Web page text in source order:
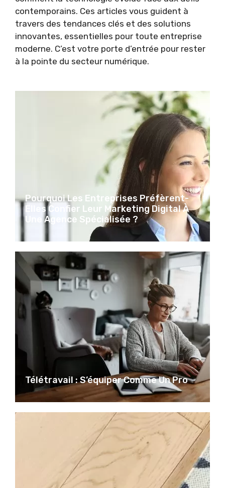
contemporains. Ces articles vous guident à
travers des tendances clés et des solutions
innovantes, essentielles pour toute entreprise
moderne. C’est votre porte d’entrée pour rester
à la pointe du secteur numérique.
Pourquoi Les Entreprises Préfèrent-
Elles Confier Leur Marketing Digital À
Une Agence Spécialisée ?
Télétravail : S’équiper Comme Un Pro